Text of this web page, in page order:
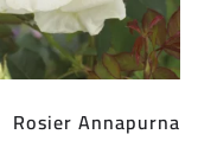
Rosier Annapurna